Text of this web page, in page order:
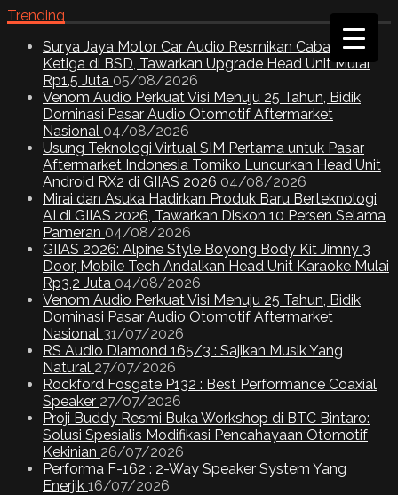
Trending
Surya Jaya Motor Car Audio Resmikan Cabang
Ketiga di BSD, Tawarkan Upgrade Head Unit Mulai
Rp1,5 Juta 05/08/2026
Venom Audio Perkuat Visi Menuju 25 Tahun, Bidik
Dominasi Pasar Audio Otomotif Aftermarket
Nasional 04/08/2026
Usung Teknologi Virtual SIM Pertama untuk Pasar
Aftermarket Indonesia Tomiko Luncurkan Head Unit
Android RX2 di GIIAS 2026 04/08/2026
Mirai dan Asuka Hadirkan Produk Baru Berteknologi
AI di GIIAS 2026, Tawarkan Diskon 10 Persen Selama
Pameran 04/08/2026
GIIAS 2026: Alpine Style Boyong Body Kit Jimny 3
Door, Mobile Tech Andalkan Head Unit Karaoke Mulai
Rp3,2 Juta 04/08/2026
Venom Audio Perkuat Visi Menuju 25 Tahun, Bidik
Dominasi Pasar Audio Otomotif Aftermarket
Nasional 31/07/2026
RS Audio Diamond 165/3 : Sajikan Musik Yang
Natural 27/07/2026
Rockford Fosgate P132 : Best Performance Coaxial
Speaker 27/07/2026
Proji Buddy Resmi Buka Workshop di BTC Bintaro:
Solusi Spesialis Modifikasi Pencahayaan Otomotif
Kekinian 26/07/2026
Performa F-162 : 2-Way Speaker System Yang
Enerjik 16/07/2026